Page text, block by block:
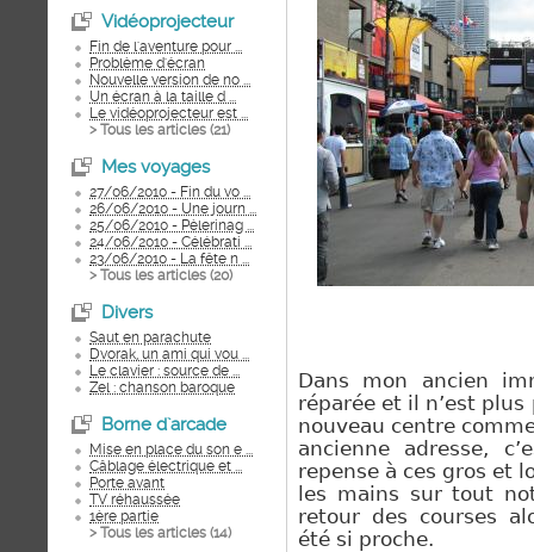
Vidéoprojecteur
Fin de l'aventure pour ...
Problème d'écran
Nouvelle version de no ...
Un écran à la taille d ...
Le vidéoprojecteur est ...
> Tous les articles (21)
Mes voyages
27/06/2010 - Fin du vo ...
26/06/2010 - Une journ ...
25/06/2010 - Pèlerinag ...
24/06/2010 - Célébrati ...
23/06/2010 - La fête n ...
> Tous les articles (20)
Divers
Saut en parachute
Dvorak, un ami qui vou ...
Le clavier : source de ...
Zel : chanson baroque
Borne d`arcade
Mise en place du son e ...
Câblage électrique et ...
Porte avant
TV réhaussée
1ère partie
> Tous les articles (14)
Dans mon ancien
réparée et il n’est
nouveau centre
ancienne adresse,
repense à ces gros et
les mains sur tout
retour des courses
été si proche.